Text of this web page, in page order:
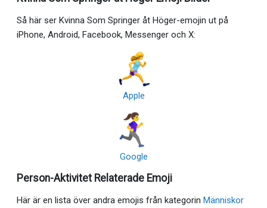
Så här ser Kvinna Som Springer åt Höger-emojin ut på
iPhone, Android, Facebook, Messenger och X:
Apple
Google
Person-Aktivitet Relaterade Emoji
Här är en lista över andra emojis från kategorin Människor